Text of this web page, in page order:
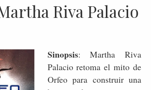
Riva Palacio
Sinopsis: Martha Riva
Palacio retoma el mito de
Orfeo para construir una